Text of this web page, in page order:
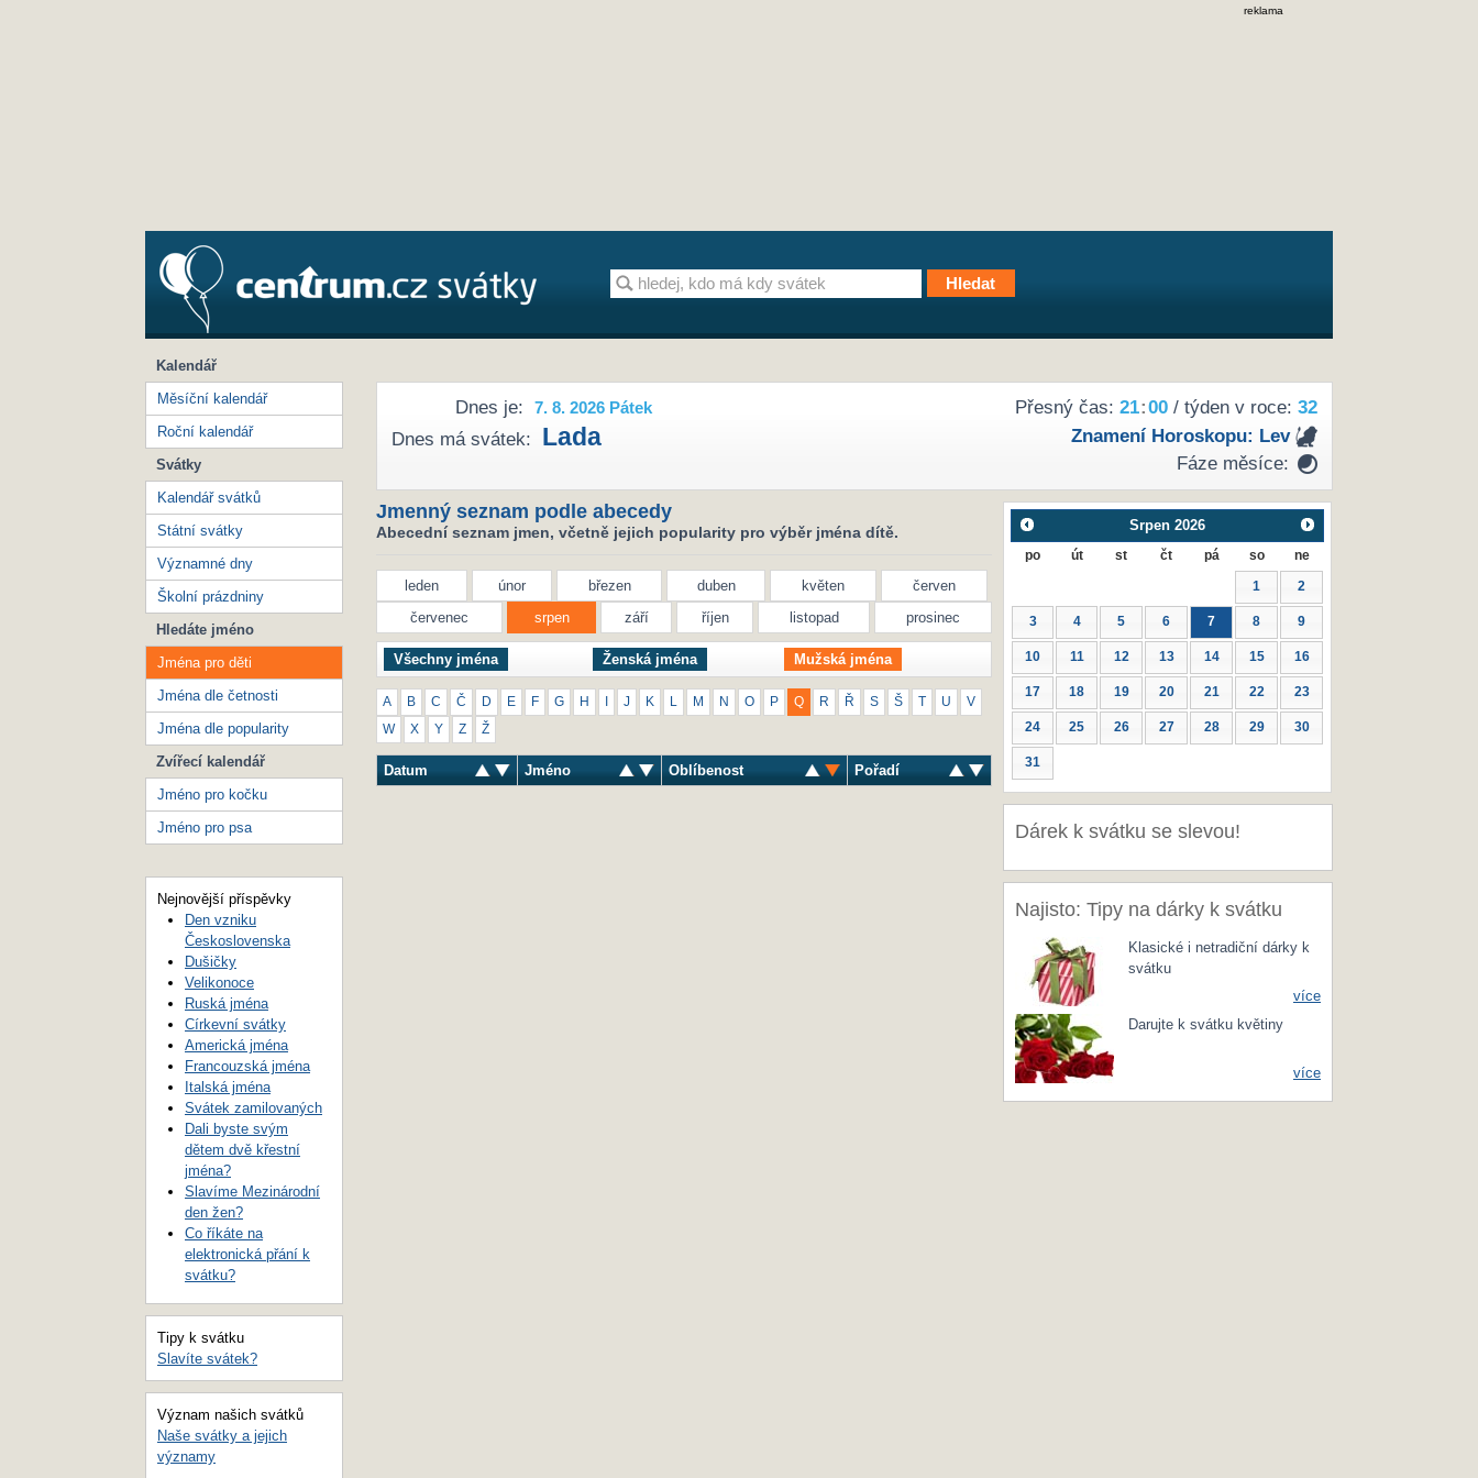
reklama
Přesný čas: 21:00/ týden v roce: 32
Znamení Horoskopu: Lev
Fáze měsíce:
Dnes je: 7. 8. 2026 Pátek
Dnes má svátek: Lada
Jmenný seznam podle abecedy
Abecední seznam jmen, včetně jejich popularity pro výběr jména dítě.
leden únor březen duben květen
červen
červenec
srpen září říjen listopad prosinec
Všechny jména Ženská jména Mužská jména
A B C Č D E F G H J K M N O P Q R Ř S Š U V
W X Y Z Ž
Datum Jméno Oblíbenost Pořadí
Srpen 2026
po út st čt pá so ne
1 2
3 4 5 6 7 8 9
10 11 12 13 14 15 16
17 18 19 20 21 22 23
24 25 26 27 28 29 30
31
Dárek k svátku se slevou!
Najisto: Tipy na dárky k svátku
Klasické i netradiční dárky k
svátku
více
Darujte k svátku květiny
více
Kalendář
Měsíční kalendář
Roční kalendář
Svátky
Kalendář svátků
Státní svátky
Významné dny
Školní prázdniny
Hledáte jméno
Jména pro děti
Jména dle četnosti
Jména dle popularity
Zvířecí kalendář
Jméno pro kočku
Jméno pro psa
Nejnovější příspěvky
Den vzniku
Československa
Dušičky
Velikonoce
Ruská jména
Církevní svátky
Americká jména
Francouzská jména
Italská jména
Svátek zamilovaných
Dali byste svým
dětem dvě křestní
jména?
Slavíme Mezinárodní
den žen?
Co říkáte na
elektronická přání k
svátku?
Tipy k svátku
Slavíte svátek?
Význam našich svátků
Naše svátky a jejich
významy